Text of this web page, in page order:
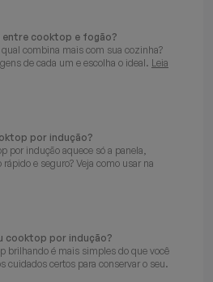
entre cooktop e fogão?
combina mais com sua cozinha?
de cada um e escolha o ideal. Leia
por indução?
por indução aquece só a panela,
e seguro? Veja como usar na
cooktop por indução?
brilhando é mais simples do que você
cuidados certos para conservar o seu.